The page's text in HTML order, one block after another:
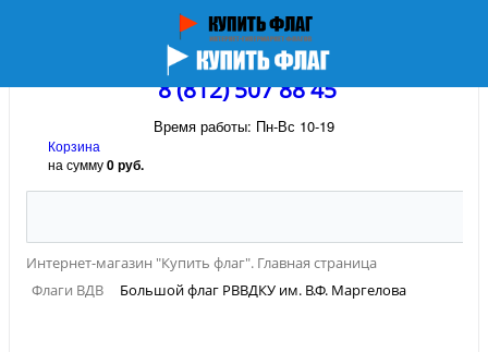
8 (812) 507 88 45
Время работы: Пн-Вс 10-19
Корзина
на сумму0 руб.
Интернет-магазин "Купить флаг". Главная страница
Флаги ВДВ
Большой флаг РВВДКУ им. В.Ф. Маргелова